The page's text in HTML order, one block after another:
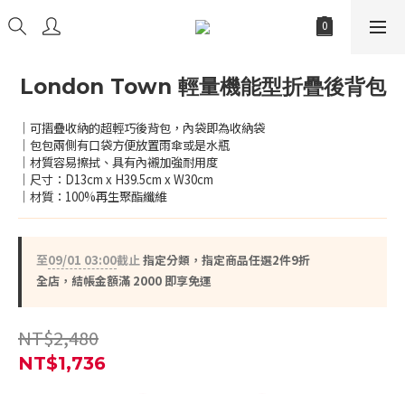
London Town 輕量機能型折疊後背包
｜可摺疊收納的超輕巧後背包，內袋即為收納袋
｜包包兩側有口袋方便放置雨傘或是水瓶
｜材質容易擦拭、具有內襯加強耐用度
｜尺寸：D13cm x H39.5cm x W30cm
｜材質：100%再生聚酯纖維
至09/01 03:00截止指定分類，指定商品任選2件9折
全店，結帳金額滿 2000 即享免運
NT$2,480
NT$1,736